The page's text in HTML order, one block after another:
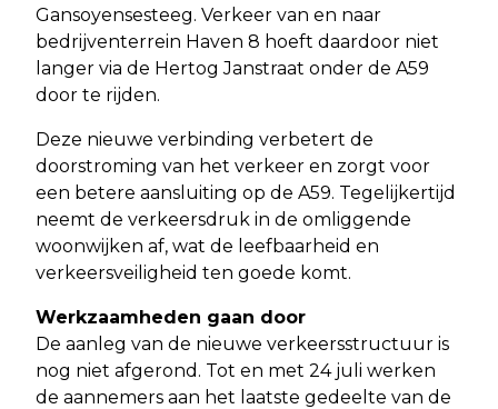
Gansoyensesteeg. Verkeer van en naar
bedrijventerrein Haven 8 hoeft daardoor niet
langer via de Hertog Janstraat onder de A59
door te rijden.
Deze nieuwe verbinding verbetert de
doorstroming van het verkeer en zorgt voor
een betere aansluiting op de A59. Tegelijkertijd
neemt de verkeersdruk in de omliggende
woonwijken af, wat de leefbaarheid en
verkeersveiligheid ten goede komt.
Werkzaamheden gaan door
De aanleg van de nieuwe verkeersstructuur is
nog niet afgerond. Tot en met 24 juli werken
de aannemers aan het laatste gedeelte van de